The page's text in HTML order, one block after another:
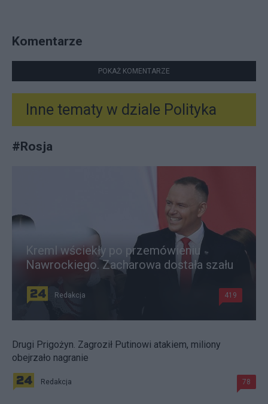
Komentarze
POKAŻ KOMENTARZE
Inne tematy w dziale Polityka
#Rosja
Kreml wściekły po przemówieniu
Nawrockiego. Zacharowa dostała szału
Redakcja 419
Drugi Prigożyn. Zagroził Putinowi atakiem, miliony
obejrzało nagranie
Redakcja 78